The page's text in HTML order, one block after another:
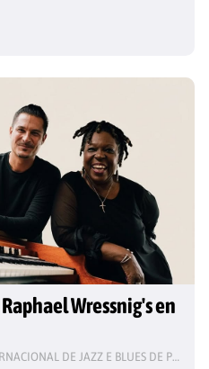
Wressnig's en
32º FESTIVAL INTERNACIONAL DE JAZZ E BLUES DE PONTEVEDRA